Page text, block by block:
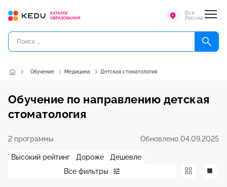
Вся
Россия
Обучение Медицина Детская стоматология
Обучение по направлению детская
стоматология
2 программы Обновлено 04.09.2025
Все фильтры
Высокий рейтинг Дороже Дешевле